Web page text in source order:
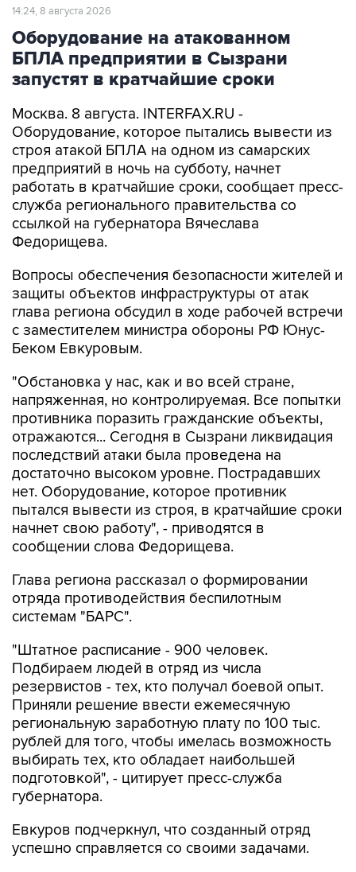
14:24, 8 августа 2026
Оборудование на атакованном
БПЛА предприятии в Сызрани
запустят в кратчайшие сроки
Москва. 8 августа. INTERFAX.RU -
Оборудование, которое пытались вывести из
строя атакой БПЛА на одном из самарских
предприятий в ночь на субботу, начнет
работать в кратчайшие сроки, сообщает пресс-
служба регионального правительства со
ссылкой на губернатора Вячеслава
Федорищева.
Вопросы обеспечения безопасности жителей и
защиты объектов инфраструктуры от атак
глава региона обсудил в ходе рабочей встречи
с заместителем министра обороны РФ Юнус-
Беком Евкуровым.
"Обстановка у нас, как и во всей стране,
напряженная, но контролируемая. Все попытки
противника поразить гражданские объекты,
отражаются... Сегодня в Сызрани ликвидация
последствий атаки была проведена на
достаточно высоком уровне. Пострадавших
нет. Оборудование, которое противник
пытался вывести из строя, в кратчайшие сроки
начнет свою работу", - приводятся в
сообщении слова Федорищева.
Глава региона рассказал о формировании
отряда противодействия беспилотным
системам "БАРС".
"Штатное расписание - 900 человек.
Подбираем людей в отряд из числа
резервистов - тех, кто получал боевой опыт.
Приняли решение ввести ежемесячную
региональную заработную плату по 100 тыс.
рублей для того, чтобы имелась возможность
выбирать тех, кто обладает наибольшей
подготовкой", - цитирует пресс-служба
губернатора.
Евкуров подчеркнул, что созданный отряд
успешно справляется со своими задачами.